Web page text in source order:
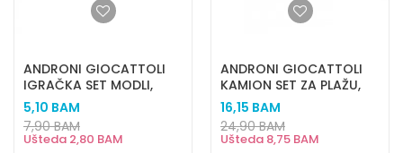
ANDRONI GIOCATTOLI
IGRAČKA SET MODLI,
MAFINI
5,10 BAM
Ušteda 2,80 BAM
7,90BAM
ANDRONI GIOCATTOLI
KAMION SET ZA PLAŽU,
HAPP FISH
16,15 BAM
Ušteda 8,75 BAM
24,90BAM